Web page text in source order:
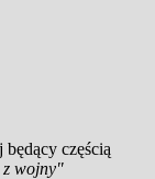
będący częścią
z wojny"